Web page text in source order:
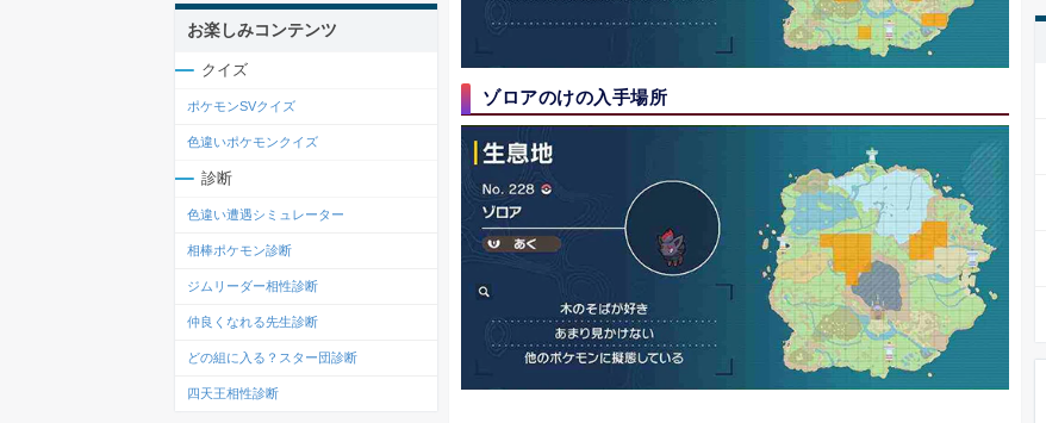
ゾロアのけの入手場所
お楽しみコンテンツ
クイズ
ポケモンSVクイズ
色違いポケモンクイズ
診断
色違い遭遇シミュレーター
相棒ポケモン診断
ジムリーダー相性診断
仲良くなれる先生診断
どの組に入る？スター団診断
四天王相性診断